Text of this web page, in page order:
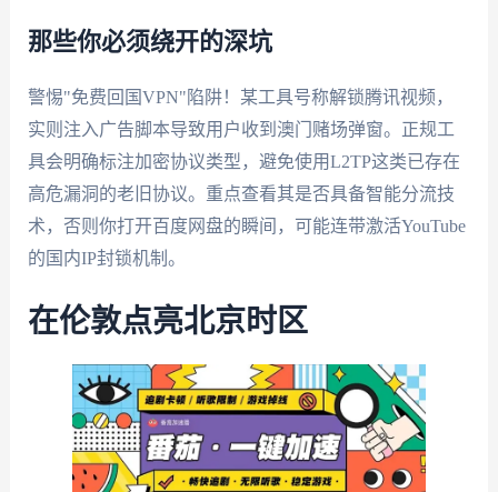
那些你必须绕开的深坑
警惕"免费回国VPN"陷阱！某工具号称解锁腾讯视频，
实则注入广告脚本导致用户收到澳门赌场弹窗。正规工
具会明确标注加密协议类型，避免使用L2TP这类已存在
高危漏洞的老旧协议。重点查看其是否具备智能分流技
术，否则你打开百度网盘的瞬间，可能连带激活YouTube
的国内IP封锁机制。
在伦敦点亮北京时区